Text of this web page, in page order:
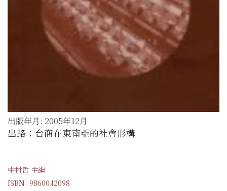
出版年月: 2005年12月
出路：台商在東南亞的社會形構
中村哲 主編
ISBN: 9860042098